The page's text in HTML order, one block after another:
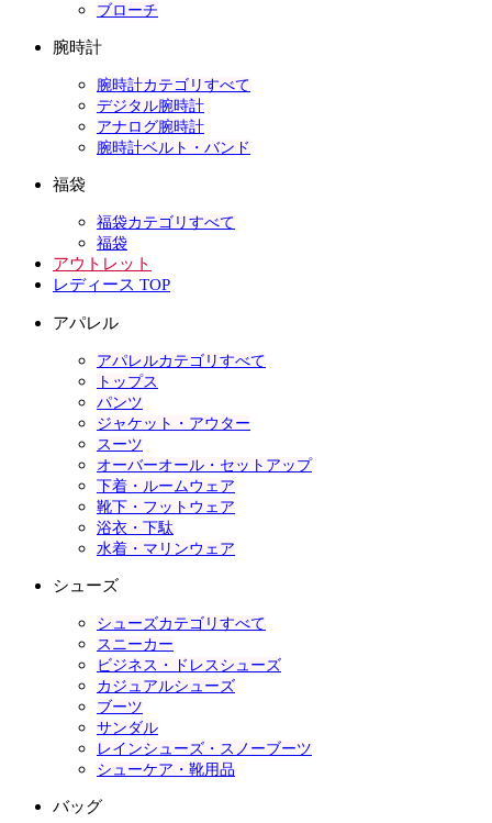
ブローチ
腕時計
腕時計カテゴリすべて
デジタル腕時計
アナログ腕時計
腕時計ベルト・バンド
福袋
福袋カテゴリすべて
福袋
アウトレット
レディース TOP
アパレル
アパレルカテゴリすべて
トップス
パンツ
ジャケット・アウター
スーツ
オーバーオール・セットアップ
下着・ルームウェア
靴下・フットウェア
浴衣・下駄
水着・マリンウェア
シューズ
シューズカテゴリすべて
スニーカー
ビジネス・ドレスシューズ
カジュアルシューズ
ブーツ
サンダル
レインシューズ・スノーブーツ
シューケア・靴用品
バッグ